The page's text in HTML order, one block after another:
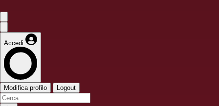
Accedi
Modifica profilo Logout